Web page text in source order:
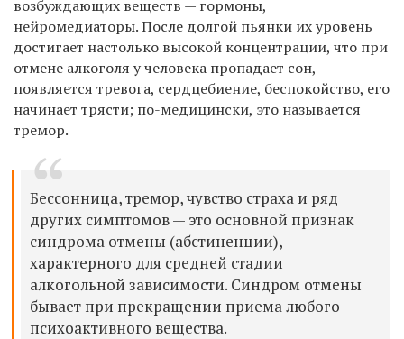
возбуждающих веществ — гормоны,
нейромедиаторы. После долгой пьянки их уровень
достигает настолько высокой концентрации, что при
отмене алкоголя у человека пропадает сон,
появляется тревога, сердцебиение, беспокойство, его
начинает трясти; по-медицински, это называется
тремор.
Бессонница, тремор, чувство страха и ряд
других симптомов — это основной признак
синдрома отмены (абстиненции),
характерного для средней стадии
алкогольной зависимости. Синдром отмены
бывает при прекращении приема любого
психоактивного вещества.